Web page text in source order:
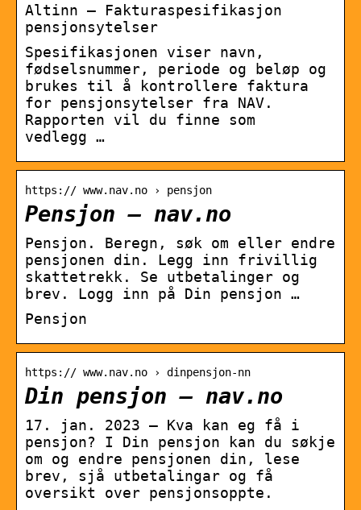
Altinn – Fakturaspesifikasjon
pensjonsytelser
Spesifikasjonen viser navn,
fødselsnummer, periode og beløp og
brukes til å kontrollere faktura
for pensjonsytelser fra NAV.
Rapporten vil du finne som
vedlegg …
https:// www.nav.no › pensjon
Pensjon – nav.no
Pensjon. Beregn, søk om eller endre
pensjonen din. Legg inn frivillig
skattetrekk. Se utbetalinger og
brev. Logg inn på Din pensjon …
Pensjon
https:// www.nav.no › dinpensjon-nn
Din pensjon – nav.no
17. jan. 2023 — Kva kan eg få i
pensjon? I Din pensjon kan du søkje
om og endre pensjonen din, lese
brev, sjå utbetalingar og få
oversikt over pensjonsoppte.